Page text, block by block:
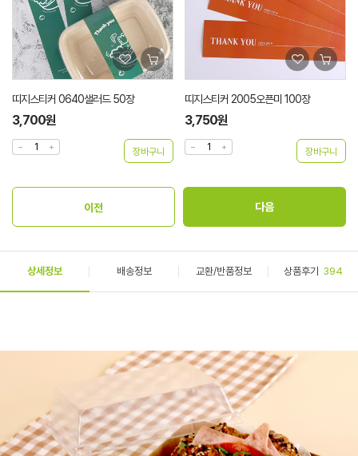
띠지스티커 0640샐러드 50장
3,700원
띠지스티커 2005오픈미 100장
3,750원
상세정보 배송정보 교환/반품정보 상품후기 394